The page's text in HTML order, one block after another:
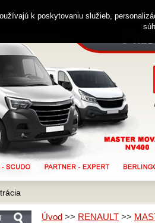
Úvod >> RENAULT >>
482 k poskytovaniu služieb,